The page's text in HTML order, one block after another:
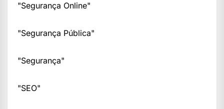
"Segurança Online"
"Segurança Pública"
"Segurança"
"SEO"